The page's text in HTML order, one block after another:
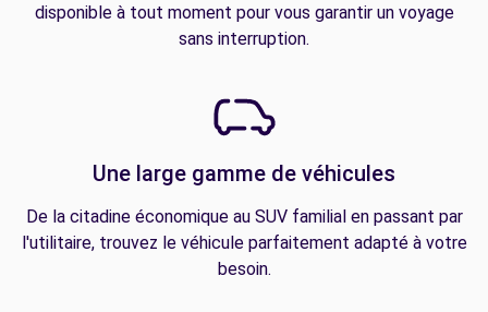
disponible à tout moment pour vous garantir un voyage
sans interruption.
Une large gamme de véhicules
De la citadine économique au SUV familial en passant par
l'utilitaire, trouvez le véhicule parfaitement adapté à votre
besoin.